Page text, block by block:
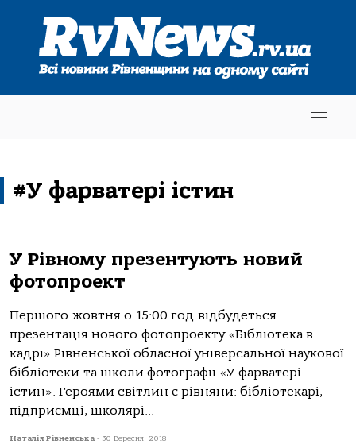
#У фарватері істин
У Рівному презентують новий
фотопроект
Першого жовтня о 15:00 год відбудеться
презентація нового фотопроекту «Бібліотека в
кадрі» Рівненської обласної універсальної наукової
бібліотеки та школи фотографії «У фарватері
істин». Героями світлин є рівняни: бібліотекарі,
підприємці, школярі...
Наталія Рівненська - 30 Вересня, 2018